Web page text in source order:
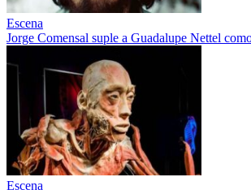
Escena
Jorge Comensal suple a Guadalupe Nettel
Escena